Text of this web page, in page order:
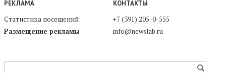
РЕКЛАМА
Статистика посещений
Размещение рекламы
КОНТАКТЫ
+7 (391) 205-0-555
info@newslab.ru